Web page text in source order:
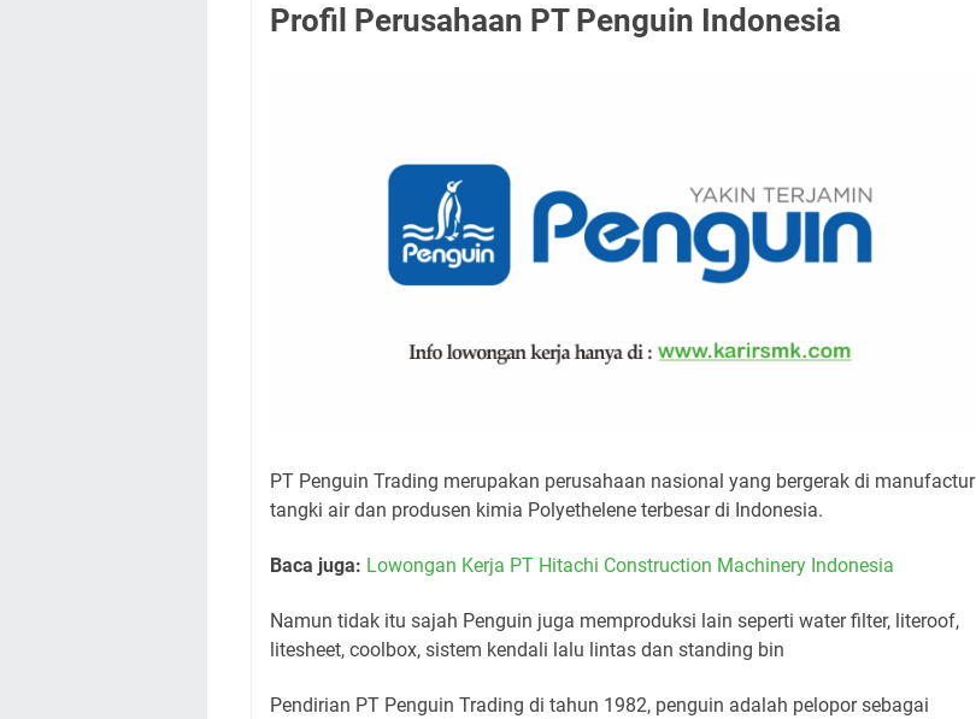
Profil Perusahaan PT Penguin Indonesia
PT Penguin Trading merupakan perusahaan nasional yang bergerak di manufactur
tangki air dan produsen kimia Polyethelene terbesar di Indonesia.
Baca juga: Lowongan Kerja PT Hitachi Construction Machinery Indonesia
Namun tidak itu sajah Penguin juga memproduksi lain seperti water filter, literoof,
litesheet, coolbox, sistem kendali lalu lintas dan standing bin
Pendirian PT Penguin Trading di tahun 1982, penguin adalah pelopor sebagai